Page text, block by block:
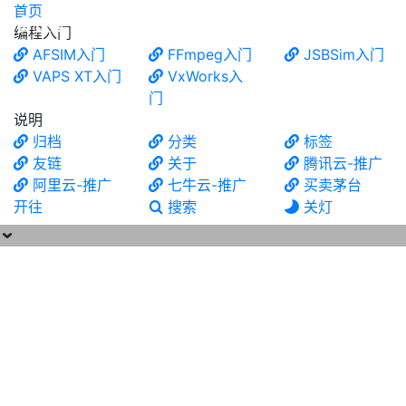
食铁兽
首页
编程入门
AFSIM入门
FFmpeg入门
JSBSim入门
VAPS XT入门
VxWorks入
门
说明
归档
分类
标签
友链
关于
腾讯云-推广
阿里云-推广
七牛云-推广
买卖茅台
开往
搜索 关灯